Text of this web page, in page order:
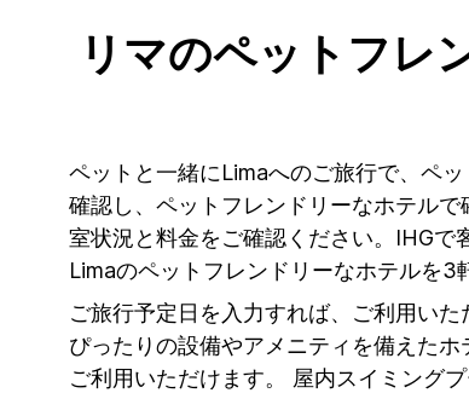
リマのペットフレ
ペットと一緒にLimaへのご旅行で、ペ
確認し、ペットフレンドリーなホテル
室状況と料金をご確認ください。IHG
Limaのペットフレンドリーなホテルを3
ご旅行予定日を入力すれば、ご利用い
ぴったりの設備やアメニティを備えたホ
ご利用いただけます。 屋内スイミング